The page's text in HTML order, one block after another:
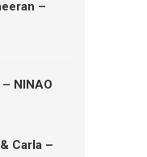
–
NINAO
Carla –